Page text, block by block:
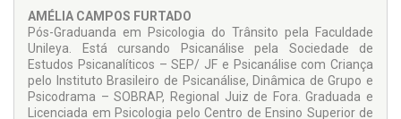
AMÉLIA CAMPOS FURTADO
Pós-Graduanda em Psicologia do Trânsito pela Faculdade
Unileya. Está cursando Psicanálise pela Sociedade de
Estudos Psicanalíticos – SEP/ JF e Psicanálise com Criança
pelo Instituto Brasileiro de Psicanálise, Dinâmica de Grupo e
Psicodrama – SOBRAP, Regional Juiz de Fora. Graduada e
Licenciada em Psicologia pelo Centro de Ensino Superior de